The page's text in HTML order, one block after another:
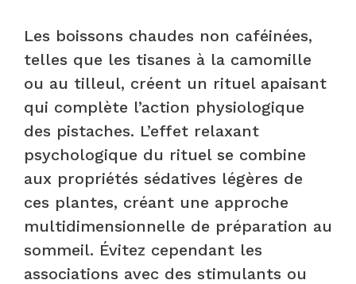
Les boissons chaudes non caféinées,
telles que les tisanes à la camomille
ou au tilleul, créent un rituel apaisant
qui complète l’action physiologique
des pistaches. L’effet relaxant
psychologique du rituel se combine
aux propriétés sédatives légères de
ces plantes, créant une approche
multidimensionnelle de préparation au
sommeil. Évitez cependant les
associations avec des stimulants ou